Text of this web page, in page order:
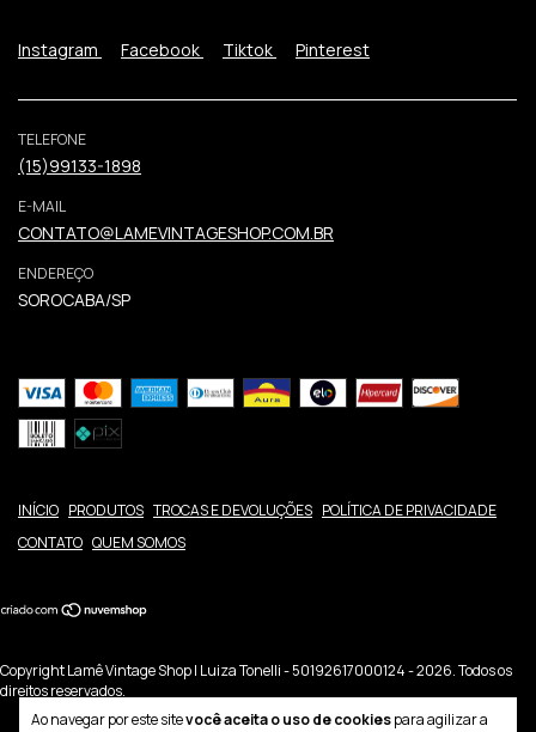
Ao navegar por este sitevocê aceita o uso de cookiespara agilizar a
Instagram Facebook Tiktok Pinterest
TELEFONE
(15)99133-1898
E-MAIL
CONTATO@LAMEVINTAGESHOP.COM.BR
ENDEREÇO
SOROCABA/SP
INÍCIO PRODUTOS TROCAS E DEVOLUÇÕES POLÍTICA DE PRIVACIDADE
CONTATO QUEM SOMOS
Copyright Lamê Vintage Shop | Luiza Tonelli - 50192617000124 - 2026. Todos os
direitos reservados.